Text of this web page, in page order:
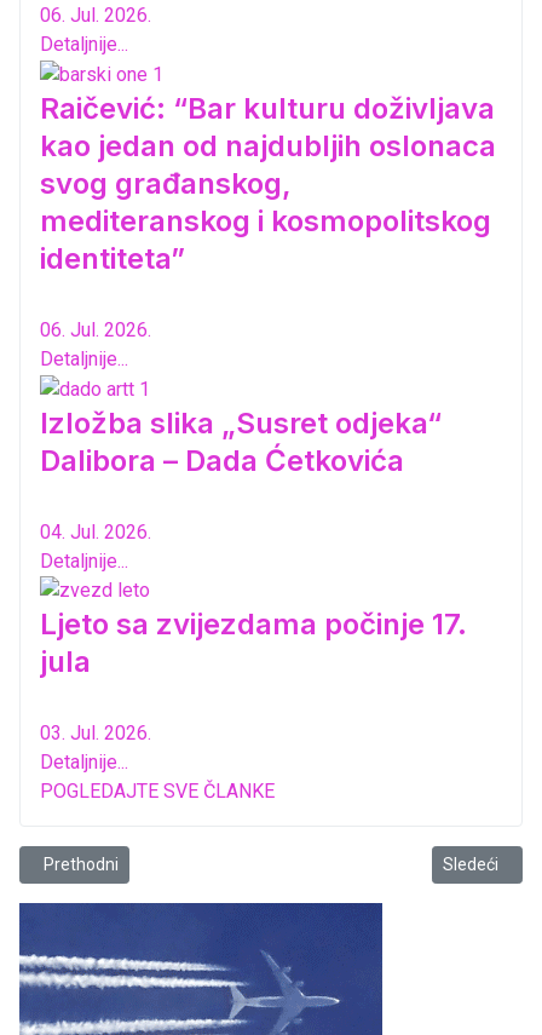
06. Jul. 2026.
Detaljnije...
Raičević: “Bar kulturu doživljava
kao jedan od najdubljih oslonaca
svog građanskog,
mediteranskog i kosmopolitskog
identiteta”
06. Jul. 2026.
Detaljnije...
Izložba slika „Susret odjeka“
Dalibora – Dada Ćetkovića
04. Jul. 2026.
Detaljnije...
Ljeto sa zvijezdama počinje 17.
jula
03. Jul. 2026.
Detaljnije...
POGLEDAJTE SVE ČLANKE
Prethodni članak: Završni izveštaj manifestacije „Pjesnik –
Prethodni Sledeći
Sledeći